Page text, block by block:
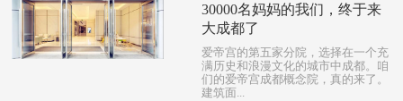
30000名妈妈的我们，终于来
大成都了
爱帝宫的第五家分院，选择在一个充
满历史和浪漫文化的城市中成都。咱
们的爱帝宫成都概念院，真的来了。
建筑面...